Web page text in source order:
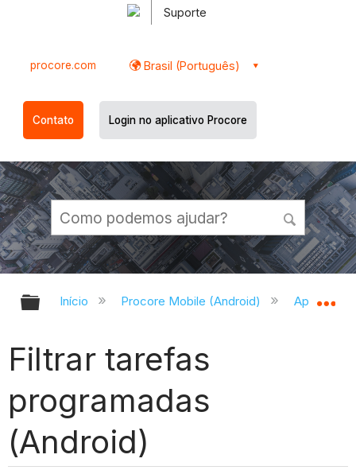
Suporte
procore.com Brasil (Português)
Contato Login no aplicativo Procore
Expandir/recolher hierarquia
Início Procore Mobile (Android) Aplicativo
Filtrar tarefas
programadas
(Android)